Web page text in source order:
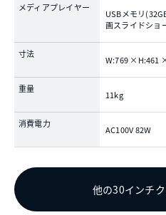
メディアプレイヤー
USBメモリ
画スライドショ
寸法
W:769 ×H:461
重量
11kg
消費電力
AC100V 82W
他の30インチ